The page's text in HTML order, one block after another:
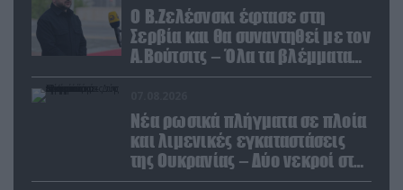
Ο Β.Ζελέσνσκι έφτασε στη
Σερβία και θα συναντηθεί με τον
Α.Βούτσιτς – Όλα τα βλέμματα
στις σχέσεις με τη Ρωσία
Νέα ρωσικά πλήγματα σε πλοία
και λιμενικές εγκαταστάσεις
της Ουκρανίας – Δύο νεκροί στην
Κριμαία